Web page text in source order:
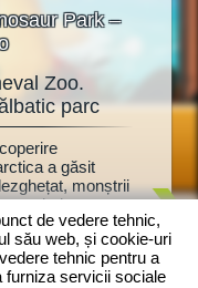
Park –
Zoo.
parc
a găsit
monștrii
trebuie
cu anexe
Müller vă ajută,
dinozaurii
Va afla și el
parc
mulțime
și jucării
anexele
mulți
de vedere tehnic,
său web, și cookie-uri
tehnic pentru a
furniza servicii sociale